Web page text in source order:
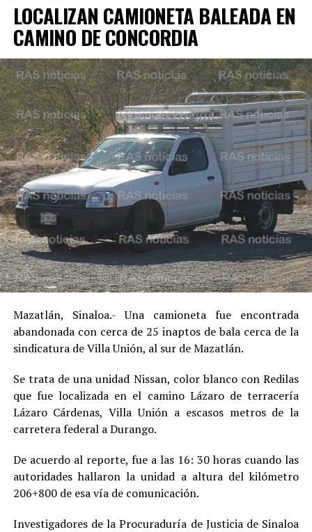
LOCALIZAN CAMIONETA BALEADA EN
CAMINO DE CONCORDIA
Mazatlán, Sinaloa.- Una camioneta fue encontrada
abandonada con cerca de 25 inaptos de bala cerca de la
sindicatura de Villa Unión, al sur de Mazatlán.
Se trata de una unidad Nissan, color blanco con Redilas
que fue localizada en el camino Lázaro de terracería
Lázaro Cárdenas, Villa Unión a escasos metros de la
carretera federal a Durango.
De acuerdo al reporte, fue a las 16: 30 horas cuando las
autoridades hallaron la unidad a altura del kilómetro
206+800 de esa vía de comunicación.
Investigadores de la Procuraduría de Justicia de Sinaloa